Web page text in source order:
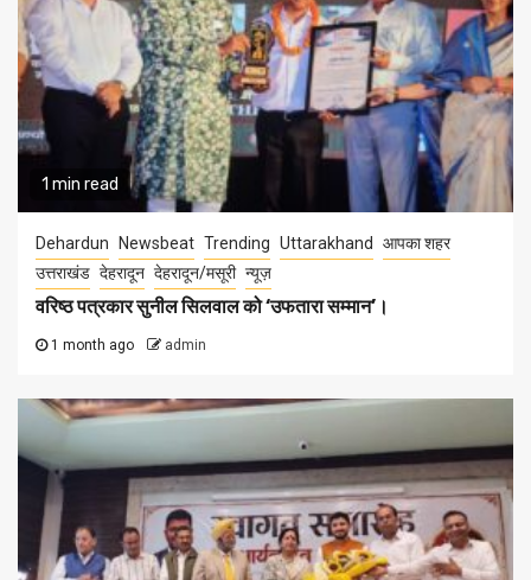
1 min read
Dehardun Newsbeat Trending Uttarakhand
आपका शहर
उत्तराखंड देहरादून देहरादून/मसूरी न्यूज़
वरिष्ठ पत्रकार सुनील सिलवाल को ‘उफतारा सम्मान’।
1 month ago admin